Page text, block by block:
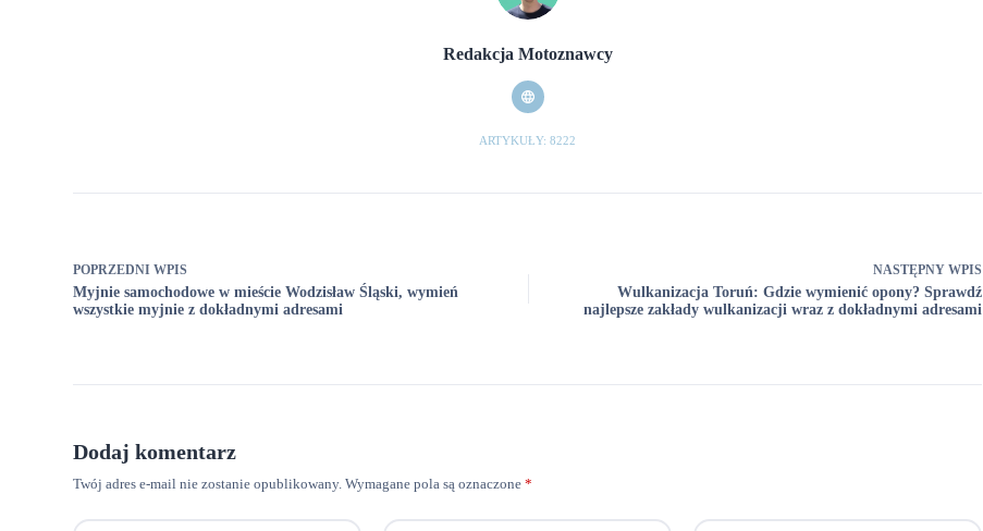
Redakcja Motoznawcy
ARTYKUŁY: 8222
POPRZEDNIWPIS
Myjnie samochodowe w mieście Wodzisław Śląski, wymień
wszystkie myjnie z dokładnymi adresami
NASTĘPNY WPIS
Wulkanizacja Toruń: Gdzie wymienić opony? Sprawdź
najlepsze zakłady wulkanizacji wraz z dokładnymi adresami
Dodaj komentarz
Twój adres e-mail nie zostanie opublikowany. Wymagane pola są oznaczone*